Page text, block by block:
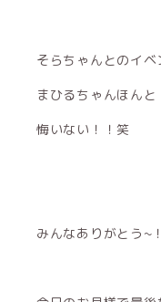
そらちゃんとのイ
まひるちゃんほんと
悔いない！！笑
みんなありがとう~